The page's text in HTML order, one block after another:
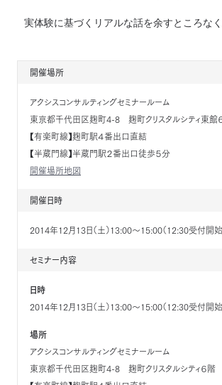
実体験に基づくリアルな話を余すところな
開催場所
アクシスコンサルティングセミナールーム
東京都千代田区麹町4-8 麹町クリスタルシティ東館
【有楽町線】麹町駅４番出口直結
【半蔵門線】半蔵門駅２番出口徒歩５分
開催場所地図
開催日時
2014年12月13日（土）13:00～15:00（12:30受付開始
セミナー内容
日時
2014年12月13日（土）13:00～15:00（12:30受付開始
場所
アクシスコンサルティングセミナールーム
東京都千代田区麹町4-8 麹町クリスタルシティ６階